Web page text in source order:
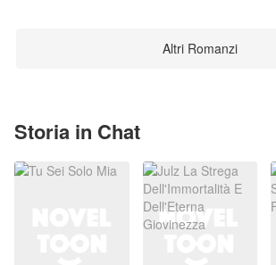
Altri Romanzi
Storia in Chat